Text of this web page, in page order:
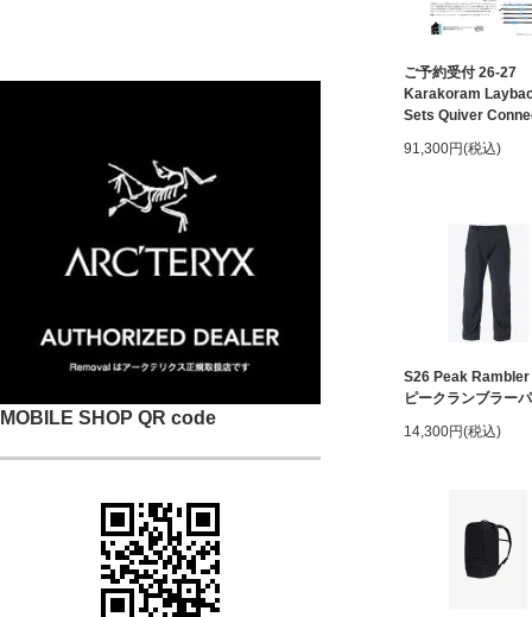
MOBILE SHOP QR code
ご予約受付 26-27
Karakoram
Sets Quiver
91,300円(税込)
S26 Peak
ピークランブラー
14,300円(税込)